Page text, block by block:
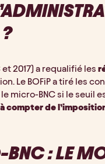
2017) a requalifié les
Le BOFiP a tiré les
micro-BNC si le seuil
à compter de
: LE